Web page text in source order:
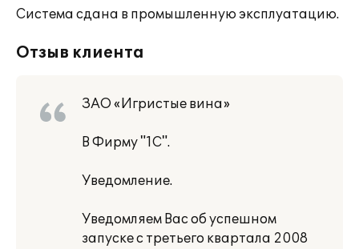
Система сдана в промышленную эксплуатацию.
Отзыв клиента
ЗАО «Игристые вина»
В Фирму "1С".
Уведомление.
Уведомляем Вас об успешном
запуске с третьего квартала 2008